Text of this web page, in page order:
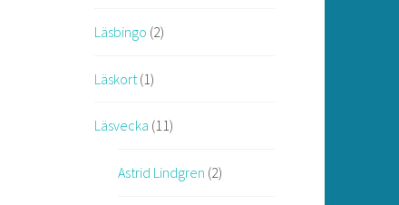
Läsbingo (2)
Läskort (1)
Läsvecka (11)
Astrid Lindgren (2)